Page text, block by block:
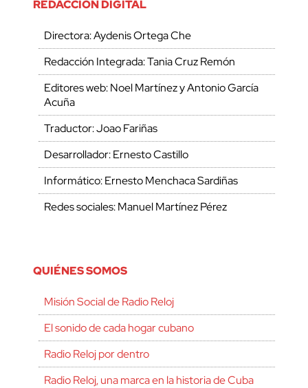
REDACCIÓN DIGITAL
Directora: Aydenis Ortega Che
Redacción Integrada: Tania Cruz Remón
Editores web: Noel Martínez y Antonio García
Acuña
Traductor: Joao Fariñas
Desarrollador: Ernesto Castillo
Informático: Ernesto Menchaca Sardiñas
Redes sociales: Manuel Martínez Pérez
QUIÉNES SOMOS
Misión Social de Radio Reloj
El sonido de cada hogar cubano
Radio Reloj por dentro
Radio Reloj, una marca en la historia de Cuba